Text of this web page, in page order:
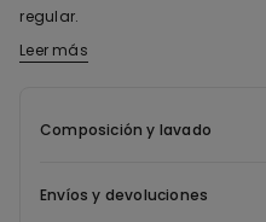
regular.
El tejido de confección de esta
plástico debidamente
medioambiental.
Leer más
Composición y lavado
Envíos y devoluciones